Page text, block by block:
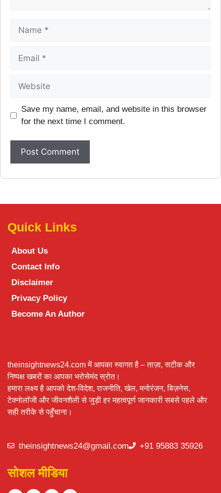
Save my name, email, and website in this browser
for the next time I comment.
Quick Links
About Us
Contact Info
Disclaimer
Privacy Policy
Become An Author
theinsightnews24.com में आपका स्वागत है – ताज़ा, सटीक और
निष्पक्ष खबरों का आपका भरोसेमंद स्रोत।
हमारा लक्ष्य है आपको देश-विदेश, राजनीति, खेल, मनोरंजन, बिज़नेस,
टेक्नोलॉजी और जीवनशैली से जुड़ी हर महत्वपूर्ण जानकारी सबसे पहले और
सही तरीके से पहुँचाना।
theinsightnews24@gmail.com +91 95883 35926
सोशल मीडिया